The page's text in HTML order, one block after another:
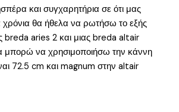
και συγχαρητήρια σε ότι μας
θα ήθελα να ρωτήσω το εξής
breda aries 2 και μιας breda altair
να χρησιμοποιήσω την κάννη
72.5 cm και magnum στην altair